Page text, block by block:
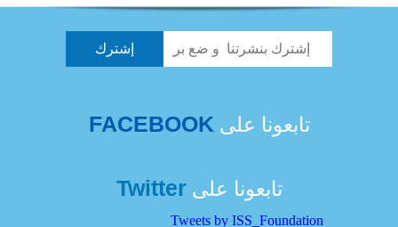
تابعونا على FACEBOOK
تابعونا علىTwitter
Tweets by ISS_Foundation